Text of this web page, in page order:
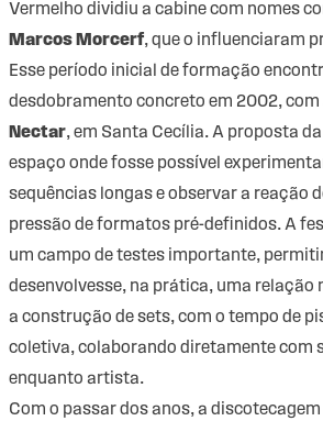
Vermelho dividiu a cabine com nomes
Marcos Morcerf, que o influenciaram
Esse período inicial de formação
desdobramento concreto em 2002,
Nectar, em Santa Cecília. A proposta
espaço onde fosse possível
sequências longas e observar a reação
pressão de formatos pré-definidos. A
um campo de testes importante,
desenvolvesse, na prática, uma relação
a construção de sets, com o tempo de
coletiva, colaborando diretamente com
enquanto artista.
Com o passar dos anos, a